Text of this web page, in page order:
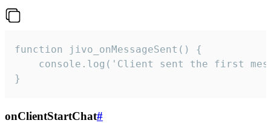
function jivo_onMessageSent() {
console.log('Client sent the first
}
onClientStartChat#